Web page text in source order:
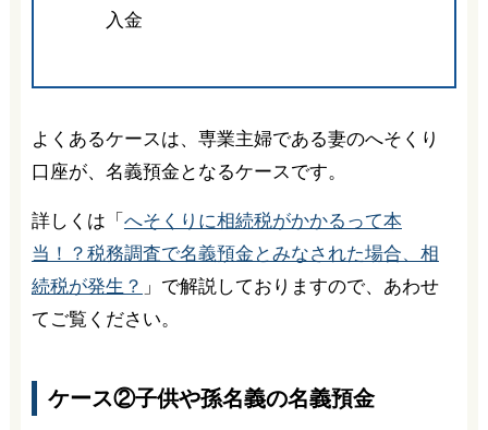
入金
よくあるケースは、専業主婦である妻のへそくり
口座が、名義預金となるケースです。
詳しくは「 へそくりに相続税がかかるって本
当！？税務調査で名義預金とみなされた場合、相
続税が発生？ 」で解説しておりますので、あわせ
てご覧ください。
ケース②子供や孫名義の名義預金